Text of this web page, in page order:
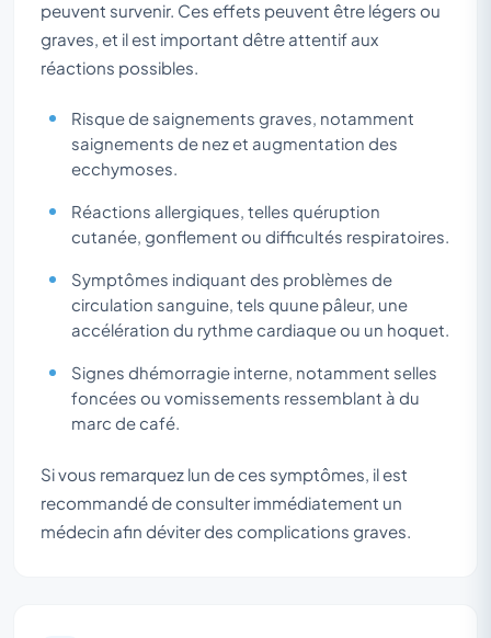
peuvent survenir. Ces effets peuvent être légers ou
graves, et il est important dêtre attentif aux
réactions possibles.
Risque de saignements graves, notamment
saignements de nez et augmentation des
ecchymoses.
Réactions allergiques, telles quéruption
cutanée, gonflement ou difficultés respiratoires.
Symptômes indiquant des problèmes de
circulation sanguine, tels quune pâleur, une
accélération du rythme cardiaque ou un hoquet.
Signes dhémorragie interne, notamment selles
foncées ou vomissements ressemblant à du
marc de café.
Si vous remarquez lun de ces symptômes, il est
recommandé de consulter immédiatement un
médecin afin déviter des complications graves.